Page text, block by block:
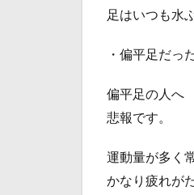
足はいつも水
・偏平足だった
偏平足の人へ
悲報です。
運動量が多く
かなり疲れが